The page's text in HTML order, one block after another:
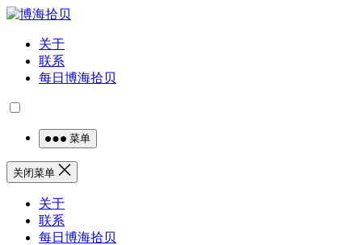
关于
联系
每日博海拾贝
菜单
关闭菜单
关于
联系
每日博海拾贝